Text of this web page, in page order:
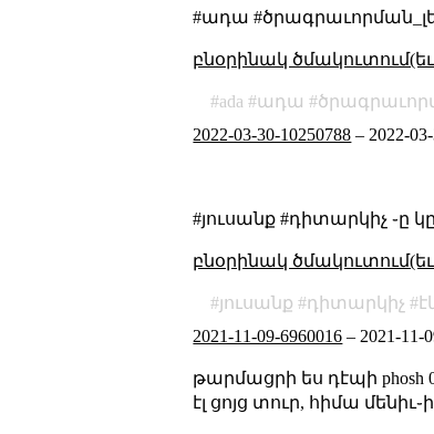
#ադա
բնօրինակ
ada ադա
2022-03-30-10250788 – 2022-
#յուսանք #դիտարկիչ ֊ը
բնօրինակ
յուսանք դիտարկիչ
2021-11-09-6960016 – 2021-11-
թարմացրի ես դէպի phosh
էլ ցոյց տուր, հիմա